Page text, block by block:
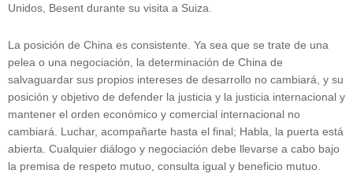
Unidos, Besent durante su visita a Suiza.
La posición de China es consistente. Ya sea que se trate de una
pelea o una negociación, la determinación de China de
salvaguardar sus propios intereses de desarrollo no cambiará, y su
posición y objetivo de defender la justicia y la justicia internacional y
mantener el orden económico y comercial internacional no
cambiará. Luchar, acompañarte hasta el final; Habla, la puerta está
abierta. Cualquier diálogo y negociación debe llevarse a cabo bajo
la premisa de respeto mutuo, consulta igual y beneficio mutuo.